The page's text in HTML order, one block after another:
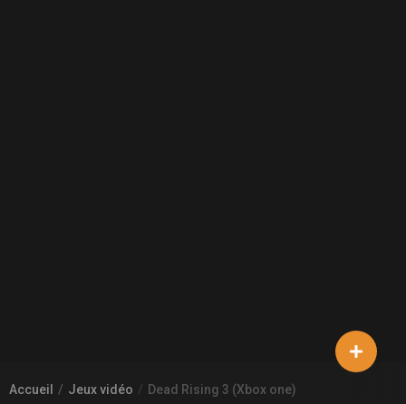
Accueil Jeux vidéo Dead Rising 3 (Xbox one)